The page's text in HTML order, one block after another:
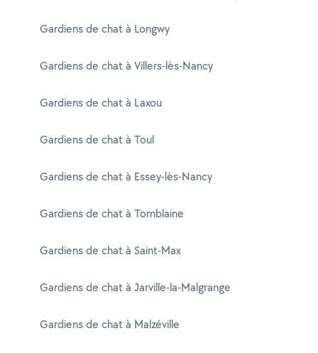
Gardiens de chat à Longwy
Gardiens de chat à Villers-lès-Nancy
Gardiens de chat à Laxou
Gardiens de chat à Toul
Gardiens de chat à Essey-lès-Nancy
Gardiens de chat à Tomblaine
Gardiens de chat à Saint-Max
Gardiens de chat à Jarville-la-Malgrange
Gardiens de chat à Malzéville